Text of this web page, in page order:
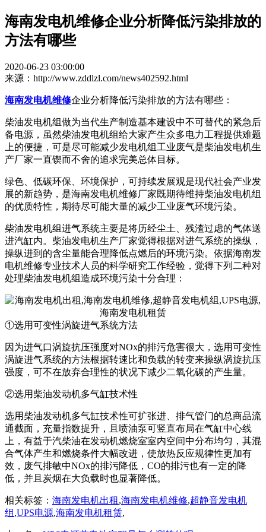
海南发电机维修企业分析降低污染排放的
方法有哪些
2020-06-23 03:00:00
来源：http://www.zddlzl.com/news402592.html
海南发电机维修企业分析降低污染排放的方法有哪些：
柴油发电机组做为当代生产制造基本建设中不可替代的紧急后
备电源，虽然柴油发电机组给大家产生众多电力工程提供难题
上的便捷，可是尽可能减少发电机组工业废气是柴油发电机生
产厂家一直锲而不舍的追求完美总体目标。
绿色、低碳环保、环境保护，可持续发展观是现代社会产业发
展的新趋势，是海南发电机维修厂家既期待维持柴油发电机组
的优质特性，期待尽可能大量的减少工业废气环境污染。
柴油发电机组进气系统主要是将历经尘土、残渣过虑的气体送
进汽缸内。柴油发电机生产厂家觉得根据对进气系统的操纵，
操纵进到的含尘量能合理降低点燃后的环境污染。依据海南发
电机维修专业技术人员的科学研究工作经验，觉得下列二种对
处理柴油发电机组造成环境污染十分合理：
①选用可变性涡旋进气系统方法
因为进气口涡旋抗压强度对NOx的排污危害很大，选用可变性
涡旋进气系统的方法根据转速比和负载的转变来操纵涡旋抗压
强度，可不在放弃合理性的状况下减少二氧化碳的产生量。
②选用柴油发动机多气缸技术性
选用柴油发动机多气缸技术性可扩张进、排气管门的总商品流
通截面，充量指数提升，且喷油泵可竖直布局在气缸中心线
上，有益于汽柴油在发动机燃烧室室内空间中分布均匀，其混
合气体产生和燃烧条件大幅改进，使放热反应规律性更加有
效，废气排敏中NOx的排污降低，CO的排污也有一定的降
低，并且炭烟在大负载时也显著降低。
相关标签： 海南发电机出租 ,海南发电机维修,超静音发电机
组 ,UPS电源,海南发电机租赁,